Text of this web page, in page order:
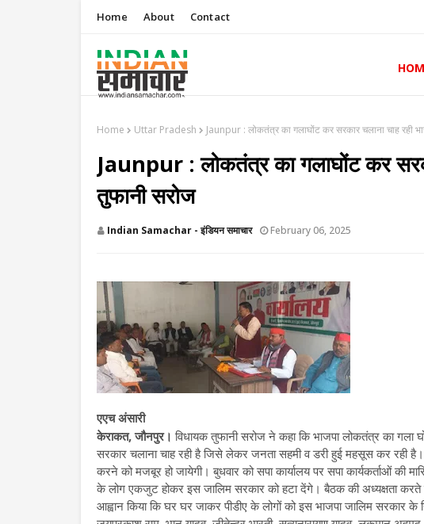
Home About Contact
Home Uttar Pradesh Jaunpur : लोकतंत्र का गलाघोंट कर सरकार चलाना चाह रही
Jaunpur : लोकतंत्र का गलाघोंट कर
तुफानी सरोज
Indian Samachar - इंडियन समाचार February 06, 2025
एएच अंसारी
केराकत, जौनपुर।विधायक तुफानी सरोज ने कहा कि भाजपा लोकतंत्र का
सरकार चलाना चाह रही है जिसे लेकर जनता सहमी व डरी हुई महसूस कर रही
करने को मजबूर हो जायेगी। बुधवार को सपा कार्यालय पर सपा कार्यकर्ताओं की
के लोग एकजुट होकर इस जालिम सरकार को हटा देंगे। बैठक की अध्यक्षता करते
आह्वान किया कि घर घर जाकर पीडीए के लोगों को इस भाजपा जालिम